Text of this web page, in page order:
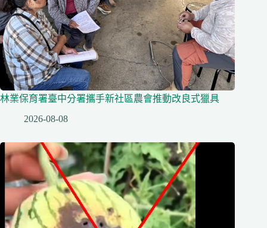
林業保育署臺中分署攜手新社區農會推動改良式獵具
2026-08-08